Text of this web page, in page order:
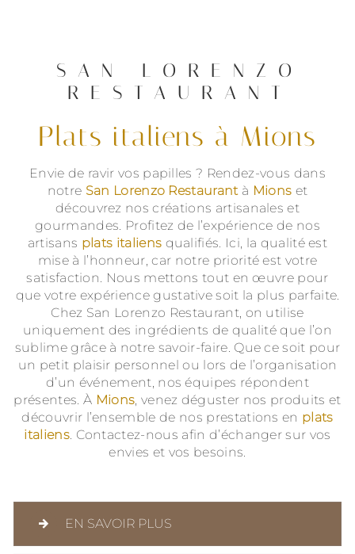
SAN LORENZO
RESTAURANT
plats italiens à Mions
Envie de ravir vos papilles ? Rendez-vous dans
notre San Lorenzo Restaurantà Mions et
découvrez nos créations artisanales et
gourmandes. Profitez de l’expérience de nos
artisans plats italiens qualifiés. Ici, la qualité est
mise à l’honneur, car notre priorité est votre
satisfaction. Nous mettons tout en œuvre pour
que votre expérience gustative soit la plus parfaite.
Chez San Lorenzo Restaurant, on utilise
uniquement des ingrédients de qualité que l’on
sublime grâce à notre savoir-faire. Que ce soit pour
un petit plaisir personnel ou lors de l’organisation
d’un événement, nos équipes répondent
présentes. À Mions, venez déguster nos produits et
découvrir l’ensemble de nos prestations en plats
italiens. Contactez-nous afin d’échanger sur vos
envies et vos besoins.
EN SAVOIR PLUS